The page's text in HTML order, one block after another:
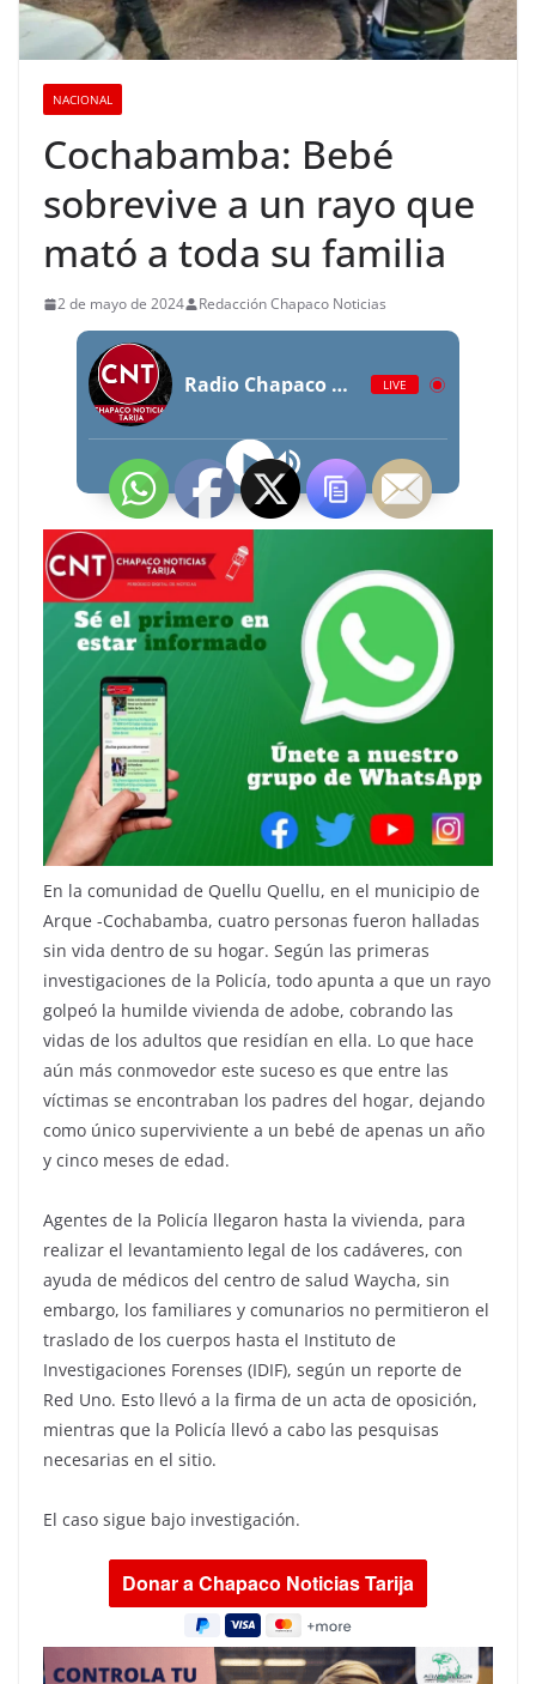
NACIONAL
Cochabamba: Bebé
sobrevive a un rayo que
mató a toda su familia
2 de mayo de 2024 Redacción Chapaco Noticias
Radio Chapaco Noticias Las 24 horas en vivo LIVE
En la comunidad de Quellu Quellu, en el municipio de
Arque -Cochabamba, cuatro personas fueron halladas
sin vida dentro de su hogar. Según las primeras
investigaciones de la Policía, todo apunta a que un rayo
golpeó la humilde vivienda de adobe, cobrando las
vidas de los adultos que residían en ella. Lo que hace
aún más conmovedor este suceso es que entre las
víctimas se encontraban los padres del hogar, dejando
como único superviviente a un bebé de apenas un año
y cinco meses de edad.
Agentes de la Policía llegaron hasta la vivienda, para
realizar el levantamiento legal de los cadáveres, con
ayuda de médicos del centro de salud Waycha, sin
embargo, los familiares y comunarios no permitieron el
traslado de los cuerpos hasta el Instituto de
Investigaciones Forenses (IDIF), según un reporte de
Red Uno. Esto llevó a la firma de un acta de oposición,
mientras que la Policía llevó a cabo las pesquisas
necesarias en el sitio.
El caso sigue bajo investigación.